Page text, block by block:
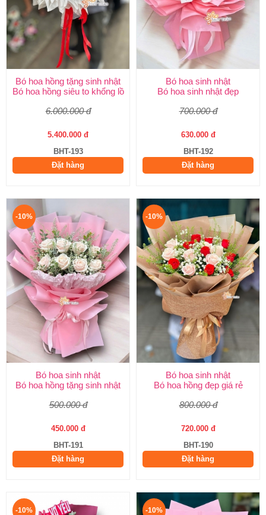
Bó hoa hồng tặng sinh nhật
Bó hoa hồng siêu to khổng lồ
6.000.000 đ
5.400.000 đ
BHT-193
Đặt hàng
Bó hoa sinh nhật
Bó hoa sinh nhật đẹp
700.000 đ
630.000 đ
BHT-192
Đặt hàng
-10%
Bó hoa sinh nhật
Bó hoa hồng tặng sinh nhật
500.000 đ
450.000 đ
BHT-191
Đặt hàng
-10%
Bó hoa sinh nhật
Bó hoa hồng đẹp giá rẻ
800.000 đ
720.000 đ
BHT-190
Đặt hàng
-10% -10%